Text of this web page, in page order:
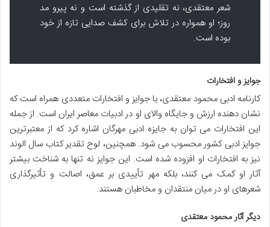
شعر معتقدی، نه تقلیدی از گذشته است و نه پیرو مد
روز؛ او همواره در تلاش برای کشف صدایی تازه از خود
بوده است.
جوایز و افتخارات
کارنامه ادبی محمود معتقدی، با جوایز و افتخارات متعددی همراه است که
نشان دهنده ارزش و جایگاه والای او در ادبیات معاصر ایران است. از جمله
این افتخارات می توان به جایزه ادبی مهرگان اشاره کرد که از معتبرترین
جوایز ادبی کشور محسوب می شود. همچنین، لوح تقدیر کتاب سال الوند
نیز به افتخارات او افزوده شده است. این جوایز نه تنها به شناخت بیشتر
آثار او کمک می کنند، بلکه مهر تأییدی بر عمق، اصالت و تأثیرگذاری
شعرهای او در میان منتقدان و مخاطبان هستند.
دیگر آثار محمود معتقدی